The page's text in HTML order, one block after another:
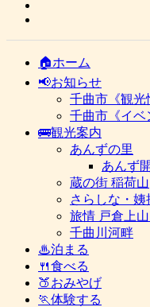
🏠ホーム
📢お知らせ
千曲市《観光
千曲市《イベ
🚌観光案内
あんずの里
あんず
蔵の街 稲荷山
さらしな・姨
旅情 戸倉上
千曲川河畔
♨泊まる
🍴食べる
🍑おみやげ
🏃体験する